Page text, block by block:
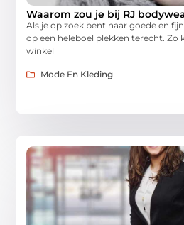
Waarom zou je bij RJ
Als je op zoek bent naar goede en
op een heleboel plekken terecht. Zo
winkel
Mode En Kleding